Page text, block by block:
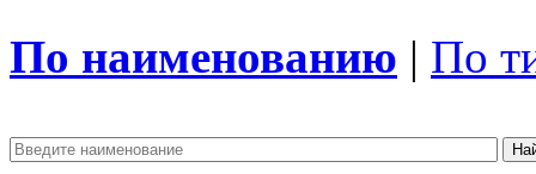
По наименованию | По